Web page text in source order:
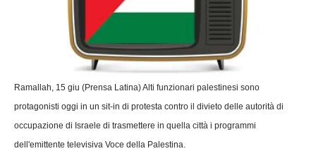
Ramallah, 15 giu (Prensa Latina) Alti funzionari palestinesi sono
protagonisti oggi in un sit-in di protesta contro il divieto delle autorità di
occupazione di Israele di trasmettere in quella città i programmi
dell'emittente televisiva Voce della Palestina.